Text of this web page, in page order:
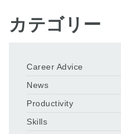
カテゴリー
Career Advice
News
Productivity
Skills